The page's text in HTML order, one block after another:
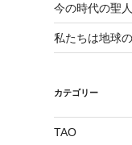
今の時代の聖人
私たちは地球
カテゴリー
TAO